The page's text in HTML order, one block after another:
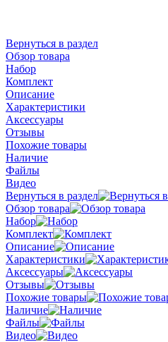
Вернуться в раздел
Обзор товара
Набор
Комплект
Описание
Характеристики
Аксессуары
Отзывы
Похожие товары
Наличие
Файлы
Видео
Вернуться в раздел
Обзор товара
Набор
Комплект
Описание
Характеристики
Аксессуары
Отзывы
Похожие товары
Наличие
Файлы
Видео